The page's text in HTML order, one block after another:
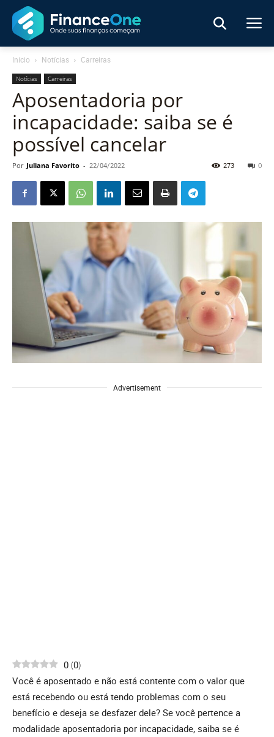
Início Notícias Carreiras
Notícias Carreiras
Aposentadoria por
incapacidade: saiba se é
possível cancelar
Por Juliana Favorito - 22/04/2022 0
273
Advertisement
0 (0)
Você é aposentado e não está contente com o valor que
está recebendo ou está tendo problemas com o seu
benefício e deseja se desfazer dele? Se você pertence a
modalidade aposentadoria por incapacidade, saiba se é